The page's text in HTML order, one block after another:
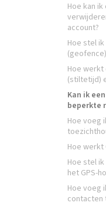
Hoe kan
account?
Hoe stel
Hoe
(stiltetijd)
Kan ik
beperkte
Hoe voeg
Hoe werkt
Hoe stel
het GPS-
Hoe voeg
contacten